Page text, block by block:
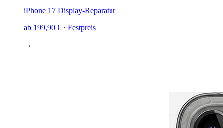
iPhone 17 Display-Reparatur
ab 199,90 € · Festpreis
→